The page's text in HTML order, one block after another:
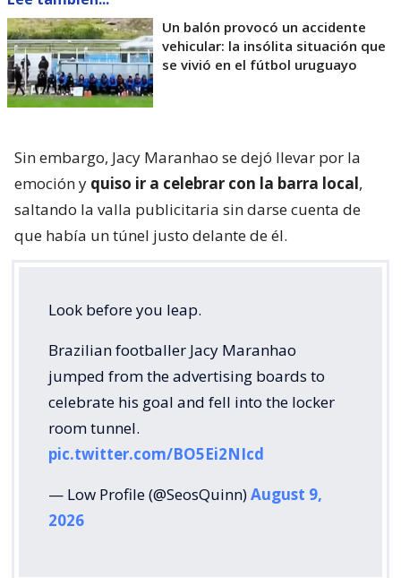
Un balón provocó un accidente
vehicular: la insólita situación que
se vivió en el fútbol uruguayo
Sin embargo, Jacy Maranhao se dejó llevar por la
emoción y quiso ir a celebrar con la barra local,
saltando la valla publicitaria sin darse cuenta de
que había un túnel justo delante de él.
Look before you leap.
Brazilian footballer Jacy Maranhao
jumped from the advertising boards to
celebrate his goal and fell into the locker
room tunnel.
pic.twitter.com/BO5Ei2NIcd
— Low Profile (@SeosQuinn)August 9,
2026